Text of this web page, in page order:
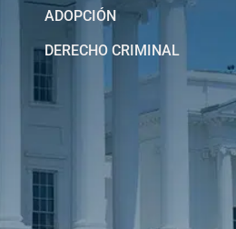
ADOPCIÓN
DERECHO CRIMINAL